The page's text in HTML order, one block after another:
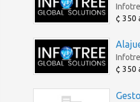
¢ 350
¢ 350